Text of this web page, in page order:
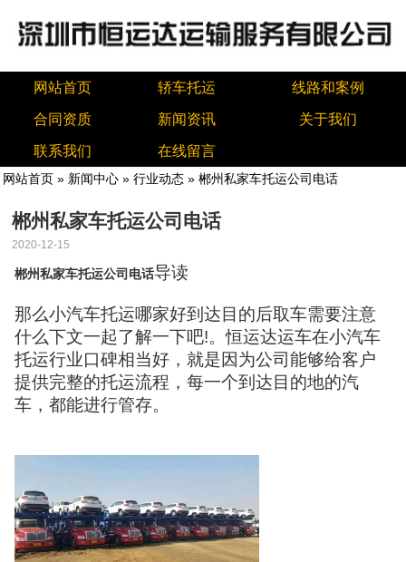
网站首页 轿车托运 线路和案例
合同资质 新闻资讯 关于我们
联系我们 在线留言
网站首页 » 新闻中心 » 行业动态 » 郴州私家车托运公司电话
郴州私家车托运公司电话
2020-12-15
郴州私家车托运公司电话导读
那么小汽车托运哪家好到达目的后取车需要注意
什么下文一起了解一下吧!。恒运达运车在小汽车
托运行业口碑相当好，就是因为公司能够给客户
提供完整的托运流程，每一个到达目的地的汽
车，都能进行管存。